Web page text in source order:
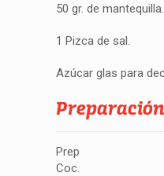
50 gr. de mantequilla.
1 Pizca de sal.
Azúcar glas para
Preparación
Prep
Coc.